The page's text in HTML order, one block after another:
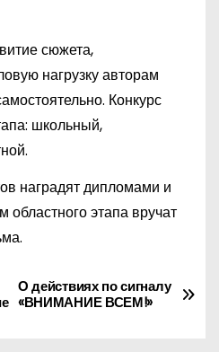
сюжета,
нагрузку авторам
Конкурс
школьный,
наградят дипломами и
областного этапа вручат
О действиях по сигналу
«ВНИМАНИЕ ВСЕМ!»